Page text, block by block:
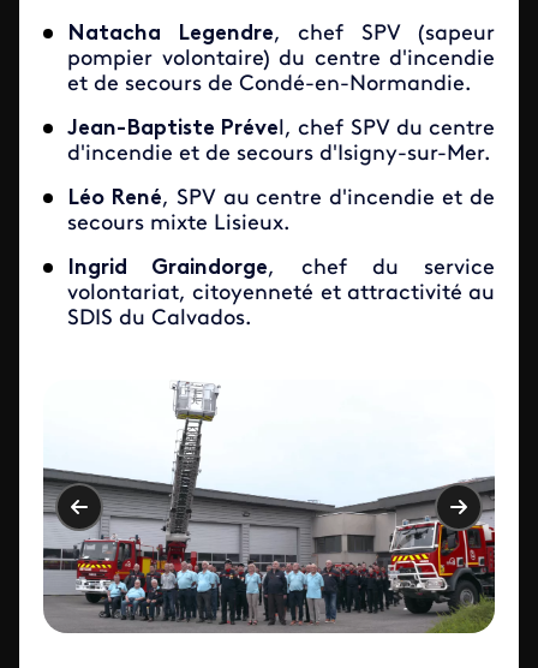
Natacha Legendre, chef SPV (sapeur
pompier volontaire) du centre d'incendie
et de secours de Condé-en-Normandie.
Jean-Baptiste Prével, chef SPV du centre
d'incendie et de secours d'Isigny-sur-Mer.
Léo René, SPV au centre d'incendie et de
secours mixte Lisieux.
Ingrid Graindorge, chef du service
volontariat, citoyenneté et attractivité au
SDIS du Calvados.